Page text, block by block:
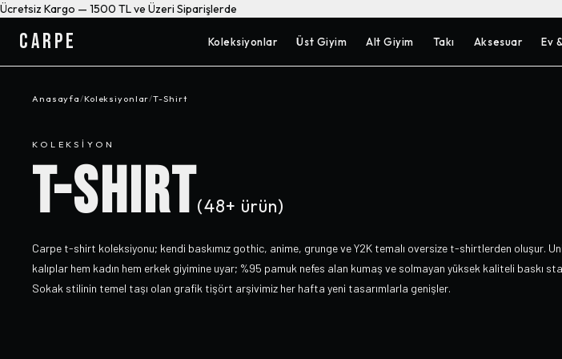
Ücretsiz Kargo — 1500 TL ve Üzeri Siparişlerde
CARPE Koleksiyonlar Üst Giyim Alt Giyim Takı Aksesuar Ev
Anasayfa/Koleksiyonlar/T-Shirt
KOLEKSIYON
T-SHIRT(48+ ürün)
Carpe t-shirt koleksiyonu; kendi baskımız gothic, anime, grunge ve Y2K temalı oversize t-shirtlerden oluşur.
kalıplar hem kadın hem erkek giyimine uyar; %95 pamuk nefes alan kumaş ve solmayan yüksek kaliteli baskı
Sokak stilinin temel taşı olan grafik tişört arşivimiz her hafta yeni tasarımlarla genişler.